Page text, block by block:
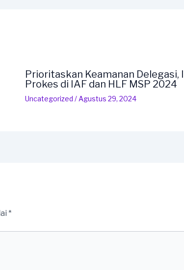
Prioritaskan Keamanan Delegasi,
Prokes di IAF dan HLF MSP 2024
Uncategorized / Agustus 29, 2024
*